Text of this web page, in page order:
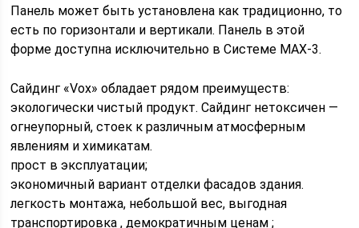
Панель может быть установлена как традиционно, то
есть по горизонтали и вертикали. Панель в этой
форме доступна исключительно в Системе MAX-3.
Сайдинг «Vox» обладает рядом преимуществ:
экологически чистый продукт.Сайдинг нетоксичен —
огнеупорный, стоек к различным атмосферным
явлениям и химикатам.
прост в эксплуатации;
экономичный вариант отделки фасадов здания.
легкость монтажа, небольшой вес, выгодная
транспортировка , демократичным ценам ;